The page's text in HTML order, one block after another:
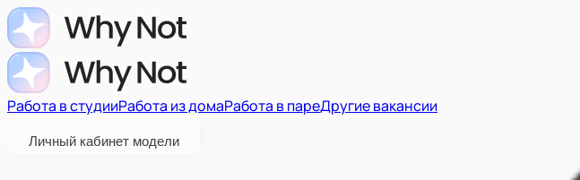
Работа в студииРабота из домаРабота в пареДругие вакансии
Личный кабинет модели